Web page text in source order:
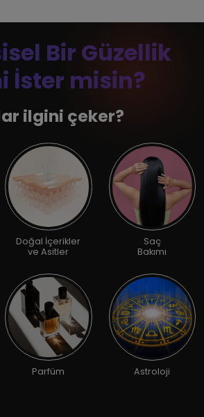
Bir Güzellik
İster misin?
ilgini çeker?
Doğal İçerikler
ve Asitler
Saç
Bakımı
Parfüm Astroloji